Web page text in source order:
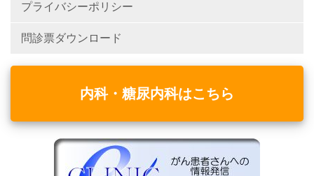
プライバシーポリシー
問診票ダウンロード
内科・糖尿内科はこちら